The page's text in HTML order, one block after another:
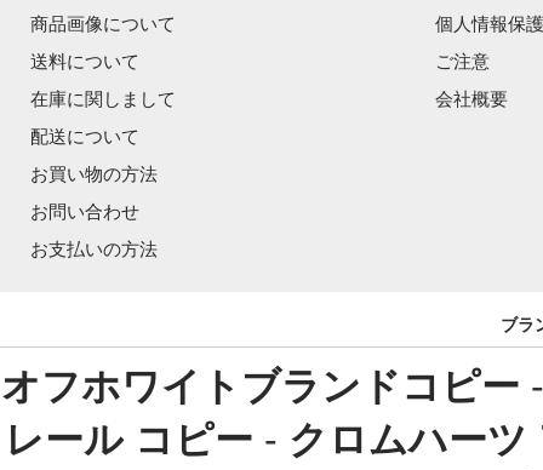
商品画像について
送料について
在庫に関しまして
配送について
お買い物の方法
お問い合わせ
お支払いの方法
個人情報保
ご注意
会社概要
ブラ
オフホワイトブランドコピー
レール コピー - クロムハーツ